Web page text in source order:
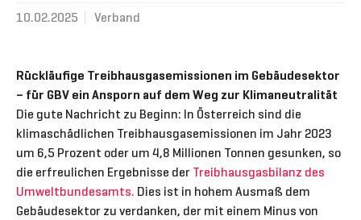
10.02.2025 Verband
Rückläufige Treibhausgasemissionen im Gebäudesektor
– für GBV ein Ansporn auf dem Weg zur Klimaneutralität
Die gute Nachricht zu Beginn: In Österreich sind die
klimaschädlichen Treibhausgasemissionen im Jahr 2023
um 6,5 Prozent oder um 4,8 Millionen Tonnen gesunken, so
die erfreulichen Ergebnisse derTreibhausgasbilanz des
Umweltbundesamts. Dies ist in hohem Ausmaß dem
Gebäudesektor zu verdanken, der mit einem Minus von